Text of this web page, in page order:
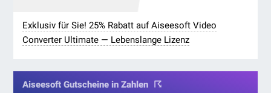
Exklusiv für Sie! 25% Rabatt auf Aiseesoft Video
Converter Ultimate — Lebenslange Lizenz
Aiseesoft Gutscheine in Zahlen